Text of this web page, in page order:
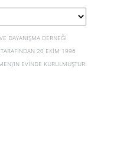
DAYANIŞMA DERNEĞİ
20 EKİM 1996
EVİNDE KURULMUŞTUR.